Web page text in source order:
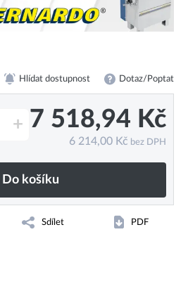
Hlídat dostupnost Dotaz/Poptat
+ 7 518,94 Kč
6 214,00 Kč bez DPH
Do košíku
Sdílet PDF